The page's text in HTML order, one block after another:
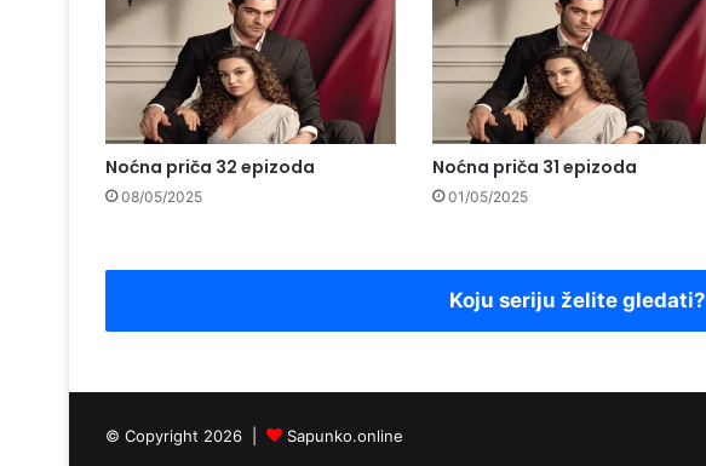
Noćna priča 32 epizoda
08/05/2025
Noćna priča 31 epizoda
01/05/2025
Koju seriju želite gledati?
© Copyright 2026 | Sapunko.online